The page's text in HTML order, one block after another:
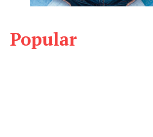
Popular